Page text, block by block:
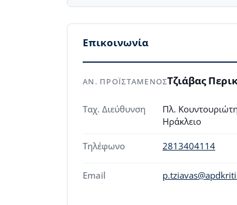
Επικοινωνία
ΑΝ. ΠΡΟΪΣΤΑΜΕΝΟΣΤζιάβας
Ταχ. Διεύθυνση
Πλ.
Ηράκλειο
Τηλέφωνο 2813404114
Email